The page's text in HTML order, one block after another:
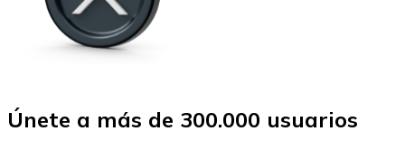
Únete a más de 300.000 usuarios